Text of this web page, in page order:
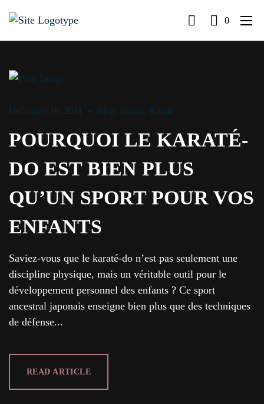
0
December 18, 2021 Blog, Enfant, Karaté
POURQUOI LE KARATÉ-
DO EST BIEN PLUS
QU’UN SPORT POUR VOS
ENFANTS
Saviez-vous que le karaté-do n’est pas seulement une
discipline physique, mais un véritable outil pour le
développement personnel des enfants ? Ce sport
ancestral japonais enseigne bien plus que des techniques
de défense...
READ ARTICLE